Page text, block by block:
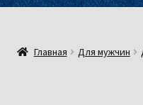
Главная Для мужчин